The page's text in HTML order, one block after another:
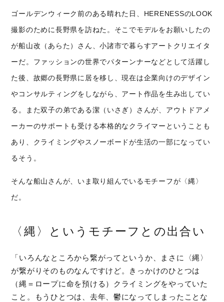
ゴールデンウィーク前のある晴れた日、HERENESSのLOOK
撮影のために長野県を訪ねた。そこでモデルをお願いしたの
が船山改（あらた）さん、小諸市で暮らすアートクリエイタ
ーだ。ファッションの世界でパターンナーなどとして活躍し
た後、故郷の長野県に居を移し、現在は企業向けのデザイン
やコンサルティングをしながら、アート作品を生み出してい
る。また双子の弟である潔（いさぎ）さんが、アウトドアメ
ーカーのサポートも受ける本格的なクライマーということも
あり、クライミングやスノーボードが生活の一部になってい
るそう。
そんな船山さんが、いま取り組んでいるモチーフが〈縄〉
だ。
〈縄〉というモチーフとの出合い
「いろんなところから繋がってというか、まさに〈縄〉
が繋がりそのものなんですけど。きっかけのひとつは
（縄＝ロープに命を預ける）クライミングをやっていた
こと。もうひとつは、去年、鬱になってしまったことな